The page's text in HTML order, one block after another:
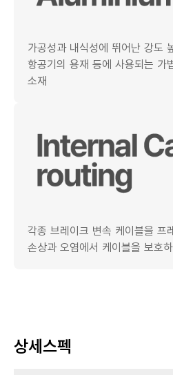
가공성과 내식성에 뛰어난 강도
항공기의 용재 등에 사용되는 가
소재
각종 브레이크 변속 케이블을 프
손상과 오염에서 케이블을 보호
상세스펙